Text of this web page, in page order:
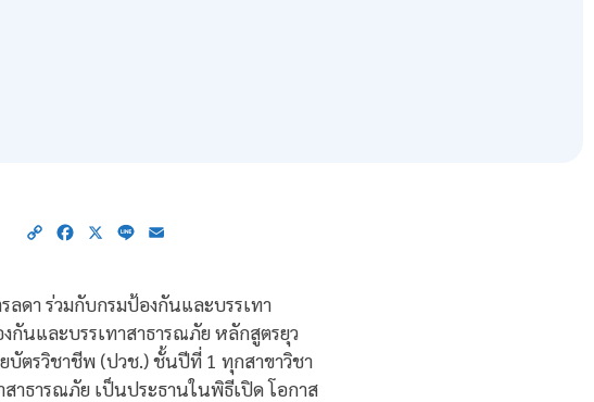
Copy Facebook
X Line
ดา ร่วมกับกรมป้องกันและบรรเทา
กันและบรรเทาสาธารณภัย หลักสูตรยุว
บัตรวิชาชีพ (ปวช.) ชั้นปีที่ 1 ทุกสาขาวิชา
าธารณภัย เป็นประธานในพิธีเปิด โอกาส